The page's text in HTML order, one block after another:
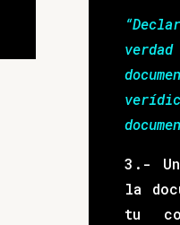
3.-
la
tu